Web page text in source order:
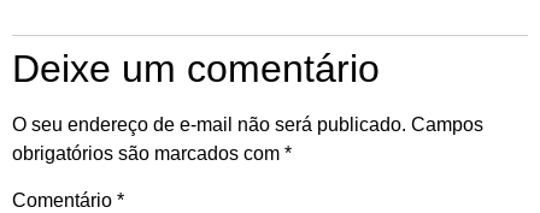
Deixe um comentário
O seu endereço de e-mail não será publicado. Campos
obrigatórios são marcados com *
Comentário *